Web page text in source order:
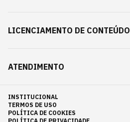
LICENCIAMENTO DE CONTEÚDO
ATENDIMENTO
INSTITUCIONAL
TERMOS DE USO
POLÍTICA DE COOKIES